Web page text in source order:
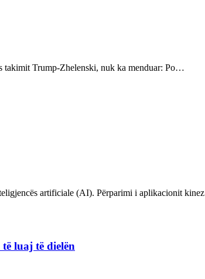
takimit Trump-Zhelenski, nuk ka menduar: Po…
artificiale (AI). Përparimi i aplikacionit
luaj të dielën